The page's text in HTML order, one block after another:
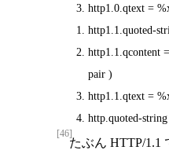
http1.0.qtext =
http1.1.quoted-
http1.1.qcontent
pair )
http1.1.qtext =
http.quoted-
[46]
たぶん HTTP/1.1